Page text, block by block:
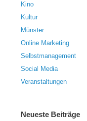
Kino
Kultur
Münster
Online Marketing
Selbstmanagement
Social Media
Veranstaltungen
Neueste Beiträge